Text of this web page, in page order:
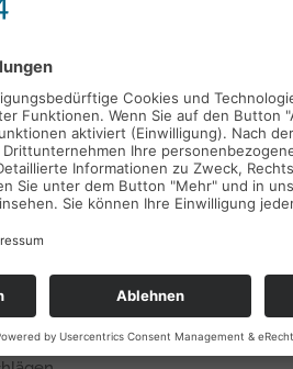
in der GKV versichert sind
Anspruch auf sechs Wochen
Sie erhalten die ersten sechs
Absicherung über einen
Tag (hauptsächlich für Künstler und
des Wahltarifs.
sind drei Jahre. Ein Wechsel zur
kann ohne Gesundheitsfragen